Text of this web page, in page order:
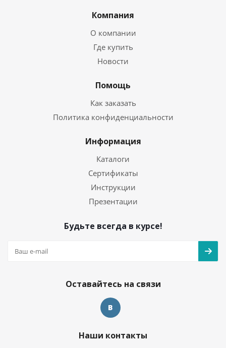
Компания
О компании
Где купить
Новости
Помощь
Как заказать
Политика конфиденциальности
Информация
Каталоги
Сертификаты
Инструкции
Презентации
Будьте всегда в курсе!
Оставайтесь на связи
Наши контакты